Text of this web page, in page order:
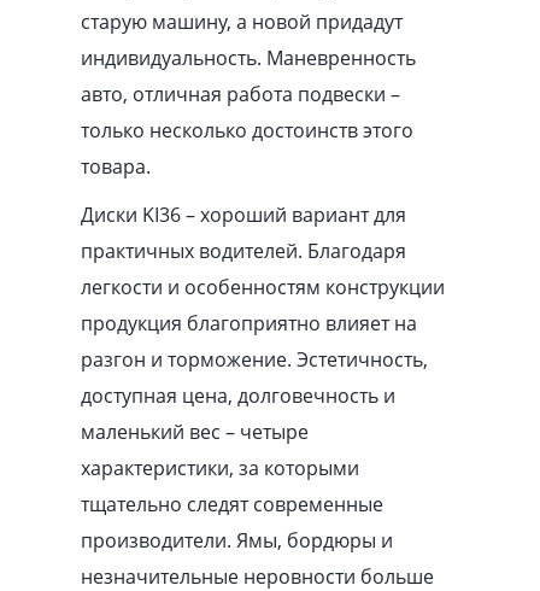
старую машину, а новой придадут
индивидуальность. Маневренность
авто, отличная работа подвески –
только несколько достоинств этого
товара.
Диски KI36 – хороший вариант для
практичных водителей. Благодаря
легкости и особенностям конструкции
продукция благоприятно влияет на
разгон и торможение. Эстетичность,
доступная цена, долговечность и
маленький вес – четыре
характеристики, за которыми
тщательно следят современные
производители. Ямы, бордюры и
незначительные неровности больше